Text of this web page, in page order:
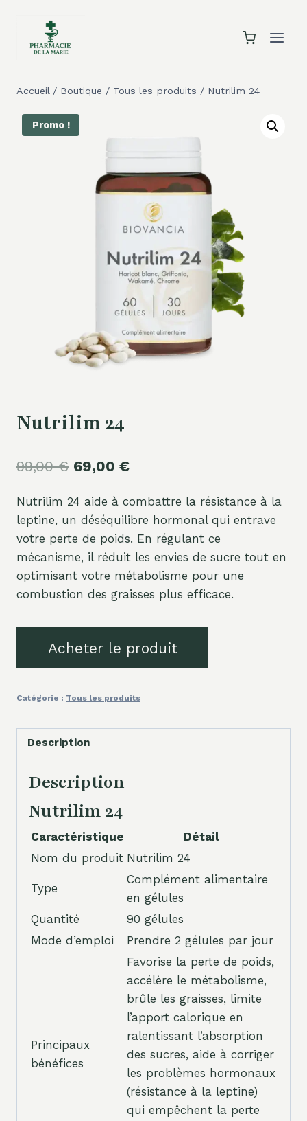
contenu
Accueil / Boutique / Tous les produits / Nutrilim 24
Promo !
Nutrilim 24
99,00€ Le
initial
était :
99,00 €.
69,00 €Le
actuel
est :
69,00 €.
Nutrilim 24 aide à combattre la résistance à la
leptine, un déséquilibre hormonal qui entrave
votre perte de poids. En régulant ce
mécanisme, il réduit les envies de sucre tout en
optimisant votre métabolisme pour une
combustion des graisses plus efficace.
Acheter le produit
Catégorie : Tous les produits
Description
Description
Nutrilim 24
Caractéristique
Détail
Nom du produit Nutrilim 24
Type
Complément alimentaire
en gélules
Quantité
90 gélules
Mode d’emploi
Prendre 2 gélules par jour
Principaux
bénéfices
Favorise la perte de poids,
accélère le métabolisme,
brûle les graisses, limite
l’apport calorique en
ralentissant l’absorption
des sucres, aide à corriger
les problèmes hormonaux
(résistance à la leptine)
qui empêchent la perte